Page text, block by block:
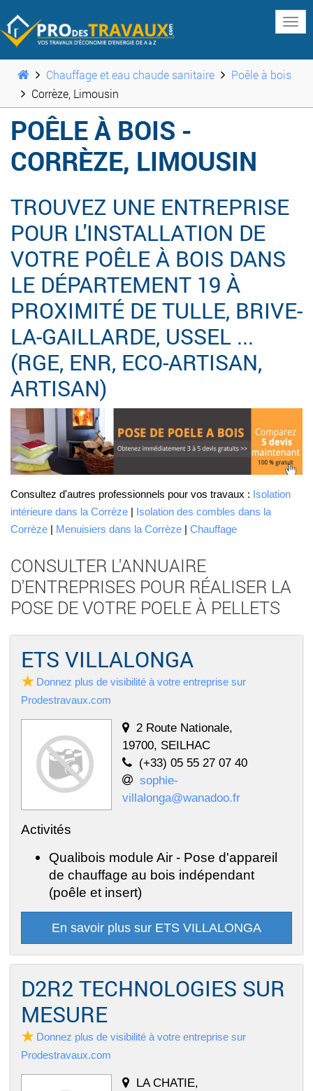
Chauffage et eau chaude sanitaire
Poêle à bois
Corrèze, Limousin
POÊLE À BOIS -
CORRÈZE, LIMOUSIN
TROUVEZ UNE ENTREPRISE
POUR L'INSTALLATION DE
VOTRE POÊLE À BOIS DANS
LE DÉPARTEMENT 19 À
PROXIMITÉ DE TULLE, BRIVE-
LA-GAILLARDE, USSEL ...
(RGE, ENR, ECO-ARTISAN,
ARTISAN)
Consultez d'autres professionnels pour vos travaux : Isolation
intérieure dans la Corrèze | Isolation des combles dans la
Corrèze | Menuisiers dans la Corrèze | Chauffage
CONSULTER L'ANNUAIRE
D'ENTREPRISES POUR RÉALISER LA
POSE DE VOTRE POELE À PELLETS
ETS VILLALONGA
Donnez plus de visibilité à votre entreprise sur
Prodestravaux.com
2 Route Nationale,
19700, SEILHAC
(+33) 05 55 27 07 40
sophie-
villalonga@wanadoo.fr
Activités
Qualibois module Air - Pose d'appareil
de chauffage au bois indépendant
(poêle et insert)
En savoir plus sur ETS VILLALONGA
D2R2 TECHNOLOGIES SUR
MESURE
Donnez plus de visibilité à votre entreprise sur
Prodestravaux.com
LA CHATIE,